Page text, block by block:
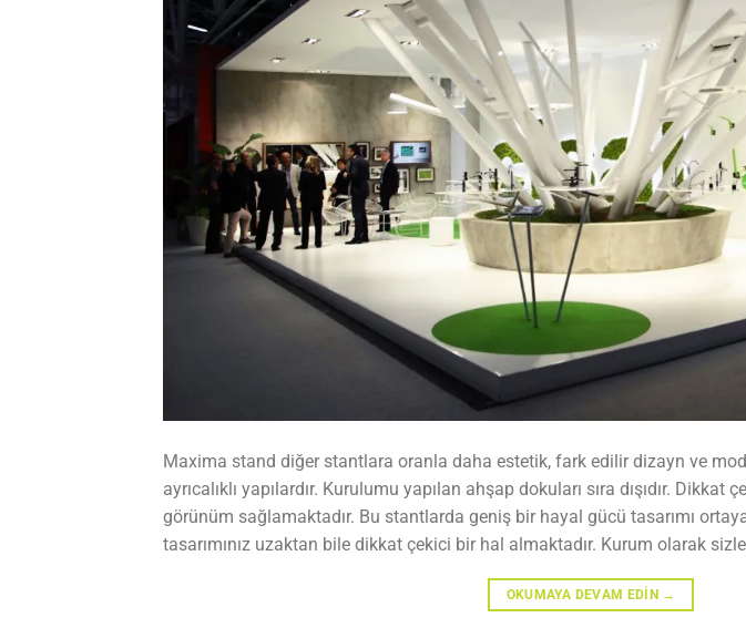
Maxima stand diğer stantlara oranla daha estetik, fark edilir dizayn ve
ayrıcalıklı yapılardır. Kurulumu yapılan ahşap dokuları sıra dışıdır. Dikkat
görünüm sağlamaktadır. Bu stantlarda geniş bir hayal gücü tasarımı
tasarımınız uzaktan bile dikkat çekici bir hal almaktadır. Kurum olarak
OKUMAYA DEVAM EDIN →